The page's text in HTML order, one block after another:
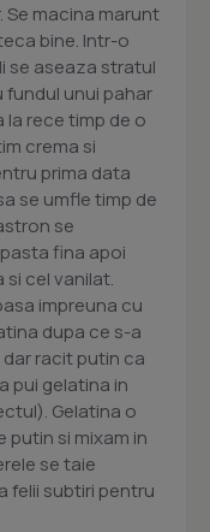
Se macina marunt
bine. Intr-o
se aseaza stratul
unui pahar
la rece timp de o
crema si
prima data
se umfle timp de
se
fina apoi
si cel vanilat.
impreuna cu
dupa ce s-a
racit putin ca
pui gelatina in
Gelatina o
putin si mixam in
se taie
felii subtiri pentru